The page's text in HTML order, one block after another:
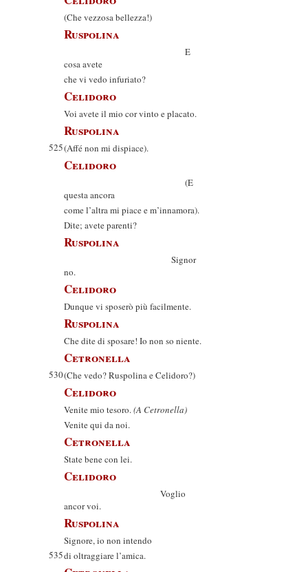
(Che vezzosa bellezza!)
Ruspolina
E
cosa avete
che vi vedo infuriato?
Celidoro
Voi avete il mio cor vinto e placato.
Ruspolina
525(Affé non mi dispiace).
Celidoro
(E
questa ancora
come l’altra mi piace e m’innamora).
Dite; avete parenti?
Ruspolina
Signor
no.
Celidoro
Dunque vi sposerò più facilmente.
Ruspolina
Che dite di sposare! Io non so niente.
Cetronella
530(Che vedo? Ruspolina e Celidoro?)
Celidoro
Venite mio tesoro.(A Cetronella)
Venite qui da noi.
Cetronella
State bene con lei.
Celidoro
Voglio
ancor voi.
Ruspolina
Signore, io non intendo
535di oltraggiare l’amica.